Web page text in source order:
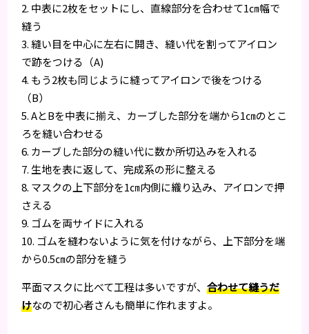
2. 中表に2枚をセットにし、直線部分を合わせて1㎝幅で
縫う
3. 縫い目を中心に左右に開き、縫い代を割ってアイロン
で跡をつける（A)
4. もう2枚も同じように縫ってアイロンで後をつける
（B）
5. AとBを中表に揃え、カーブした部分を端から1㎝のとこ
ろを縫い合わせる
6. カーブした部分の縫い代に数か所切込みを入れる
7. 生地を表に返して、完成系の形に整える
8. マスクの上下部分を1㎝内側に織り込み、アイロンで押
さえる
9. ゴムを両サイドに入れる
10. ゴムを縫わないように気を付けながら、上下部分を端
から0.5㎝の部分を縫う
平面マスクに比べて工程は多いですが、合わせて縫うだ
けなので初心者さんも簡単に作れますよ。